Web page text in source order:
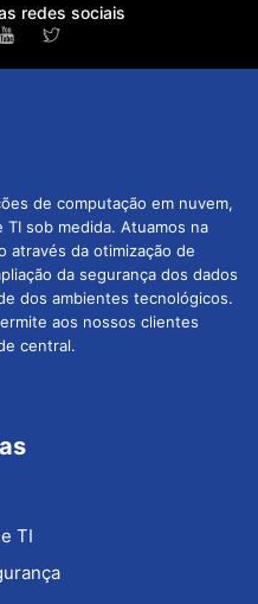
redes sociais
de computação em nuvem,
sob medida. Atuamos na
através da otimização de
da segurança dos dados
dos ambientes tecnológicos.
aos nossos clientes
central.
TI